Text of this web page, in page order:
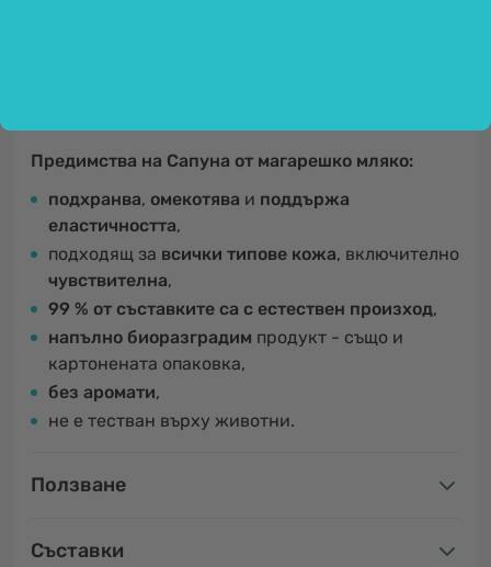
Предимства на Сапуна от магарешко мляко:
подхранва, омекотява и поддържа
еластичността,
подходящ за всички типове кожа, включително
чувствителна,
99 % от съставките са с естествен произход,
напълно биоразградим продукт - също и
картонената опаковка,
без аромати,
не е тестван върху животни.
Ползване
Съставки